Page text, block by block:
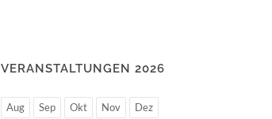
VERANSTALTUNGEN 2026
Aug Sep Okt Nov Dez